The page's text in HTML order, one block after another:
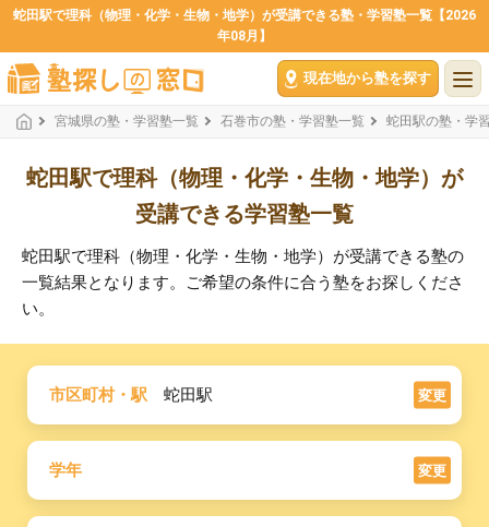
蛇田駅で理科（物理・化学・生物・地学）が受講できる塾・学習塾一覧【2026
年08月】
現在地から塾を探す
宮城県の塾・学習塾一覧 石巻市の塾・学習塾一覧 蛇田駅の塾・学
蛇田駅で理科（物理・化学・生物・地学）が
受講できる学習塾一覧
蛇田駅で理科（物理・化学・生物・地学）が受講できる塾の
一覧結果となります。ご希望の条件に合う塾をお探しくださ
い。
市区町村・駅 蛇田駅 変更
学年 変更